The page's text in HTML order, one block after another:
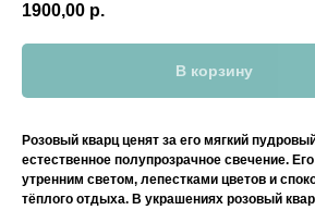
1900,00 р.
В корзину
Розовый кварц ценят за его мягкий
естественное полупрозрачное свечение.
утренним светом, лепестками цветов и
тёплого отдыха. В украшениях розовый